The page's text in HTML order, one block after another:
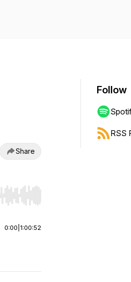
Share
or end. Hold shift to jump forward
0:00 1:00:52
Follow
RSS